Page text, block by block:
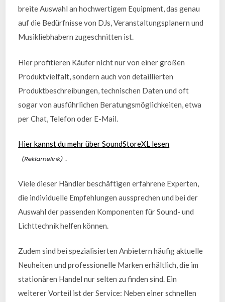
breite Auswahl an hochwertigem Equipment, das genau
auf die Bedürfnisse von DJs, Veranstaltungsplanern und
Musikliebhabern zugeschnitten ist.
Hier profitieren Käufer nicht nur von einer großen
Produktvielfalt, sondern auch von detaillierten
Produktbeschreibungen, technischen Daten und oft
sogar von ausführlichen Beratungsmöglichkeiten, etwa
per Chat, Telefon oder E-Mail.
Hier kannst du mehr über SoundStoreXL lesen
.
Viele dieser Händler beschäftigen erfahrene Experten,
die individuelle Empfehlungen aussprechen und bei der
Auswahl der passenden Komponenten für Sound- und
Lichttechnik helfen können.
Zudem sind bei spezialisierten Anbietern häufig aktuelle
Neuheiten und professionelle Marken erhältlich, die im
stationären Handel nur selten zu finden sind. Ein
weiterer Vorteil ist der Service: Neben einer schnellen